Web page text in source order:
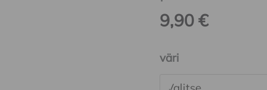
9,90€
väri
puuvillaa
määrä